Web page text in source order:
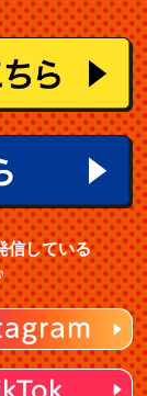
信している